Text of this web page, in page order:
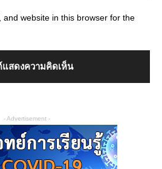
and website in this browser for the
- Advertisement -